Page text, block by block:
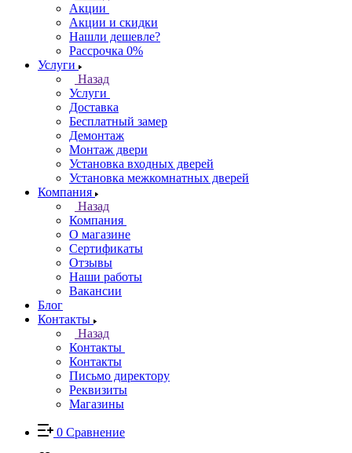
Акции
Акции и скидки
Нашли дешевле?
Рассрочка 0%
Услуги
Назад
Услуги
Доставка
Бесплатный замер
Демонтаж
Монтаж двери
Установка входных дверей
Установка межкомнатных дверей
Компания
Назад
Компания
О магазине
Сертификаты
Отзывы
Наши работы
Вакансии
Блог
Контакты
Назад
Контакты
Контакты
Письмо директору
Реквизиты
Магазины
0 Сравнение